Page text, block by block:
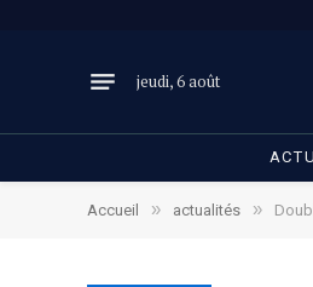
jeudi, 6 août
Accueil » actualités »